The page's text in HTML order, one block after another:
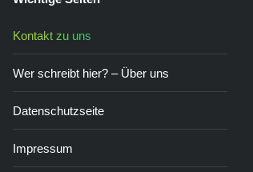
Kontakt zu uns
Wer schreibt hier? – Über uns
Datenschutzseite
Impressum